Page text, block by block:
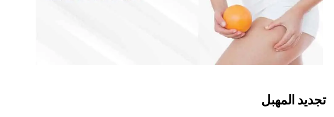
تجديد المهبل